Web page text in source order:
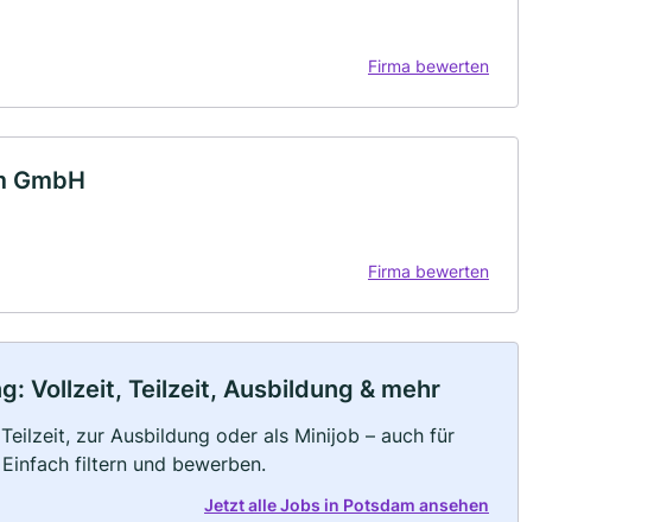
Firma bewerten
GmbH
Firma bewerten
Vollzeit, Teilzeit, Ausbildung & mehr
zur Ausbildung oder als Minijob – auch für
filtern und bewerben.
Jetzt alle Jobs in Potsdam ansehen